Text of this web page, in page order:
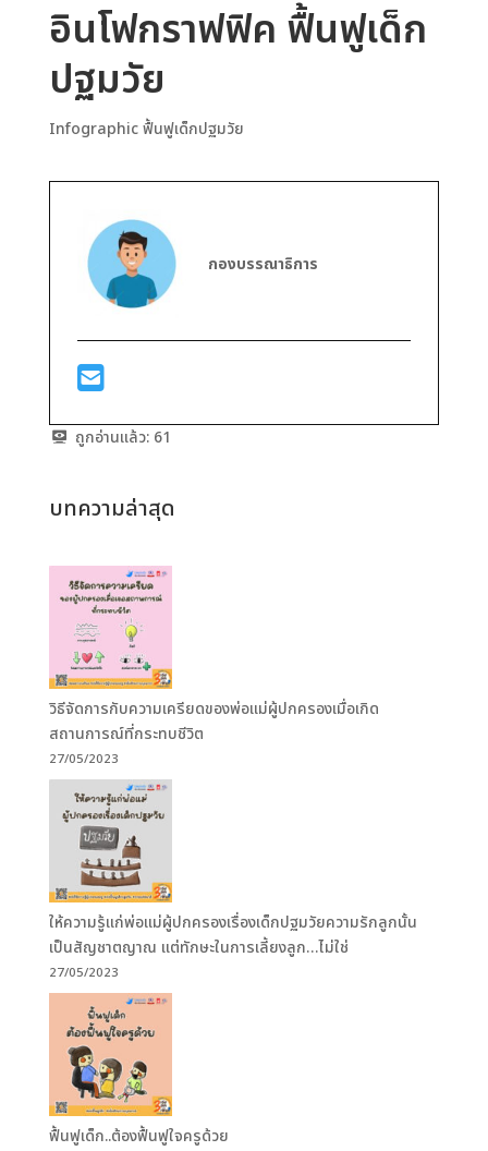
อินโฟกราฟฟิค ฟื้นฟูเด็ก
ปฐมวัย
Infographic ฟื้นฟูเด็กปฐมวัย
กองบรรณาธิการ
ถูกอ่านแล้ว: 61
บทความล่าสุด
วิธีจัดการกับความเครียดของพ่อแม่ผู้ปกครองเมื่อเกิด
สถานการณ์ที่กระทบชีวิต
27/05/2023
ให้ความรู้แก่พ่อแม่ผู้ปกครองเรื่องเด็กปฐมวัยความรักลูกนั้น
เป็นสัญชาตญาณ แต่ทักษะในการเลี้ยงลูก…ไม่ใช่
27/05/2023
ฟื้นฟูเด็ก..ต้องฟื้นฟูใจครูด้วย